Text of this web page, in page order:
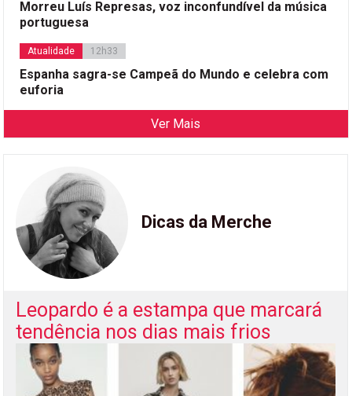
Morreu Luís Represas, voz inconfundível da música
portuguesa
Atualidade 12h33
Espanha sagra-se Campeã do Mundo e celebra com
euforia
Ver Mais
Dicas da Merche
Leopardo é a estampa que marcará
tendência nos dias mais frios